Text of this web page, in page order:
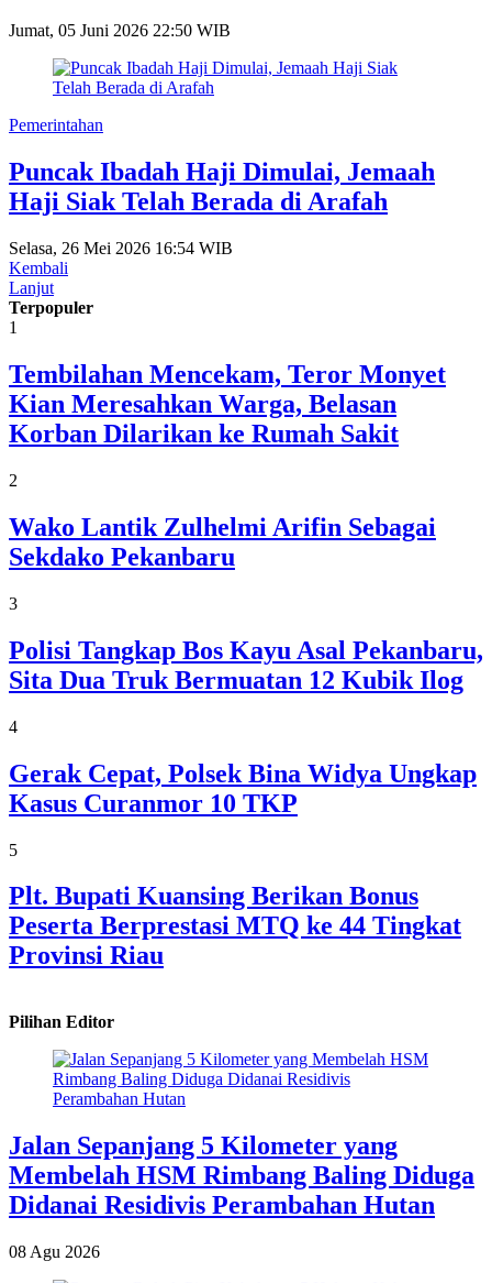
Jumat, 05 Juni 2026 22:50 WIB
Pemerintahan
Puncak Ibadah Haji Dimulai, Jemaah
Haji Siak Telah Berada di Arafah
Selasa, 26 Mei 2026 16:54 WIB
Kembali
Lanjut
Terpopuler
1
Tembilahan Mencekam, Teror Monyet
Kian Meresahkan Warga, Belasan
Korban Dilarikan ke Rumah Sakit
2
Wako Lantik Zulhelmi Arifin Sebagai
Sekdako Pekanbaru
3
Polisi Tangkap Bos Kayu Asal Pekanbaru,
Sita Dua Truk Bermuatan 12 Kubik Ilog
4
Gerak Cepat, Polsek Bina Widya Ungkap
Kasus Curanmor 10 TKP
5
Plt. Bupati Kuansing Berikan Bonus
Peserta Berprestasi MTQ ke 44 Tingkat
Provinsi Riau
Pilihan Editor
Jalan Sepanjang 5 Kilometer yang
Membelah HSM Rimbang Baling Diduga
Didanai Residivis Perambahan Hutan
08 Agu 2026